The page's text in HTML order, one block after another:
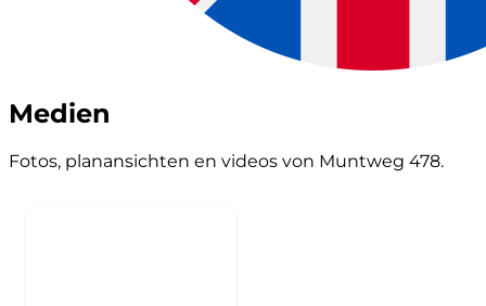
Medien
Fotos, planansichten en videos von Muntweg 478.